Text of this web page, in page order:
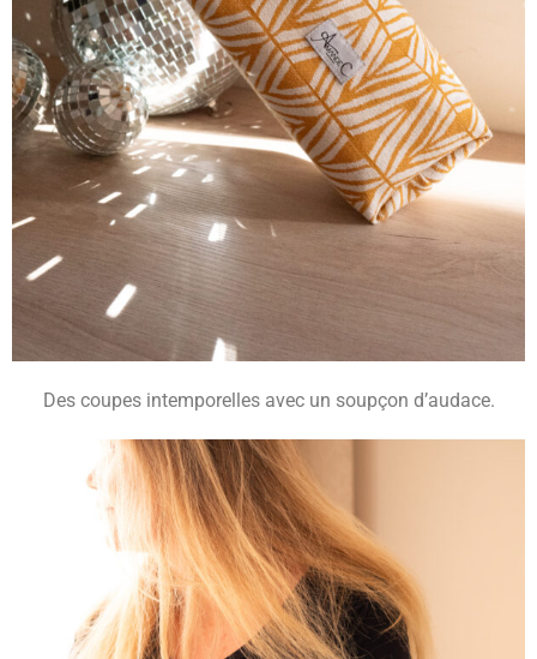
Des coupes intemporelles avec un soupçon d’audace.